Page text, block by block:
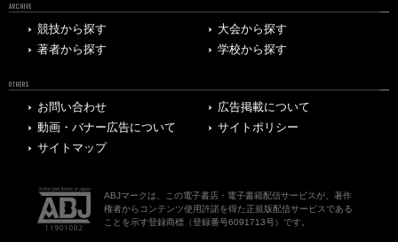
ARCHIVE
競技から探す
大会から探す
著者から探す
学校から探す
OTHERS
お問い合わせ
広告掲載について
動画・バナー広告について
サイトポリシー
サイトマップ
ABJマークは、この電子書店・電子書籍配信サービスが、著作
権者からコンテンツ使用許諾を得た正規版配信サービスである
ことを示す登録商標（登録番号6091713号）です。